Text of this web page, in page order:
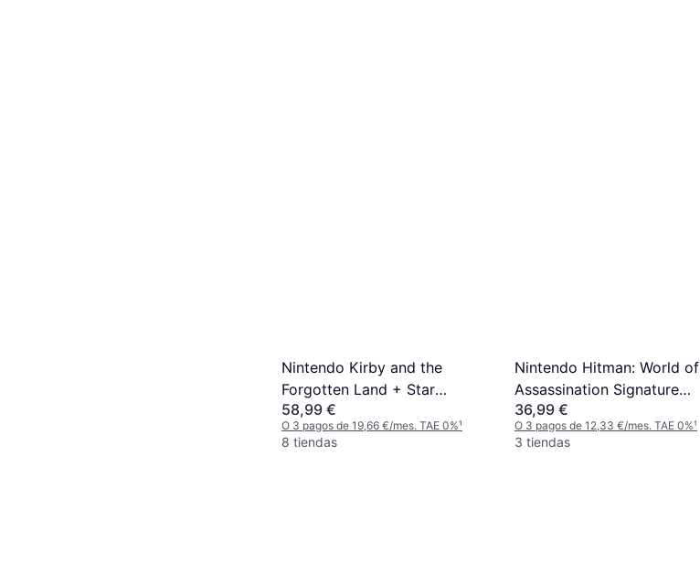
Nintendo Kirby and the
Forgotten Land + Star
Crossed World (Switch 2)
58,99 €
O 3 pagos de 19,66 €/mes. TAE 0%¹
8 tiendas
Nintendo Hitman: World of
Assassination Signature
Edition Switch 2 Game
36,99 €
O 3 pagos de 12,33 €/mes. TAE 0%¹
3 tiendas